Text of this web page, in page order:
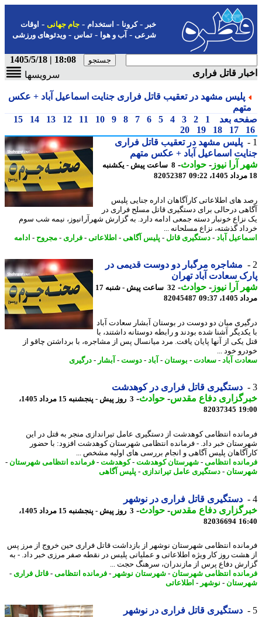
-کرونا-استخدام- جام جهانی-اوقات
شرعی-آب و هوا-تماس-ویدئوهای ورزشی
18:08 | 1405/5/18
قاتل فراری
سرویسها
پلیس مشهد در تعقیب قاتل فراری جنایت اسماعیل آباد + عکس
بعد
1
2
3
4
5
6
7
8
9
10
11
12
13
14
15
17
18
19
20
پلیس مشهد در تعقیب قاتل فراری
اسماعیل آباد + عکس متهم
آرا نیوز-حوادث - 8 ساعت پیش - یکشنبه
82052387
های اطلاعاتی کارآگاهان اداره جنایی پلیس
درحالی برای دستگیری قاتل مسلح فراری در
خونبار دسته جمعی ادامه دارد. به گزارش شهرآرانیوز، نیمه شب سوم
گذشته، نزاع مسلحانه ...
آباد - دستگیری قاتل -پلیس آگاهی-اطلاعاتی-فراری - مجروح- ادامه
مشاجره مرگبار دو دوست قدیمی در
سعادت آباد تهران
آرا نیوز-حوادث -
32 ساعت پیش - شنبه 17
09:37
82045487
میان دو دوست در بوستان آبشار سعادت آباد
آشنا شده بودند و رابطه دوستانه داشتند، با
یکی از آنها پایان یافت. مرد میانسال پس از مشاجره، با برداشتن چاقو از
خود ...
آباد- سعادت-بوستان-آباد- دوست-آبشار-درگیری
دستگیری قاتل فراری در کوهدشت
دفاع مقدس-حوادث -
3 روز پیش - پنجشنبه 15 مرداد 1405،
82037345
انتظامی کوهدشت از دستگیری عامل تیراندازی منجر به قتل در این
خبر داد. - فرمانده انتظامی شهرستان کوهدشت افزود: با حضور
پلیس آگاهی و انجام بررسی های اولیه مشخص ...
انتظامی-شهرستان کوهدشت-کوهدشت-فرمانده انتظامی شهرستان-
-دستگیری عامل تیراندازی- پلیس آگاهی
دستگیری قاتل فراری در نوشهر
دفاع مقدس-حوادث -
3 روز پیش - پنجشنبه 15 مرداد 1405،
82036694
انتظامی شهرستان نوشهر از بازداشت قاتل فراری حین خروج از مرز پس
روز کار ویژه اطلاعاتی و عملیاتی پلیس در نقطه صفر مرزی خبر داد. - به
دفاع پرس از مازندران، سرهنگ حجت ...
انتظامی شهرستان-شهرستان نوشهر-فرمانده انتظامی-قاتل فراری
-نوشهر-اطلاعاتی
دستگیری قاتل فراری در نوشهر